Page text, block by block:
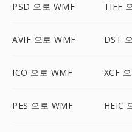
PSD 으로 WMF TIFF
AVIF 으로 WMF DST
ICO 으로 WMF XCF
PES 으로 WMF HEIC